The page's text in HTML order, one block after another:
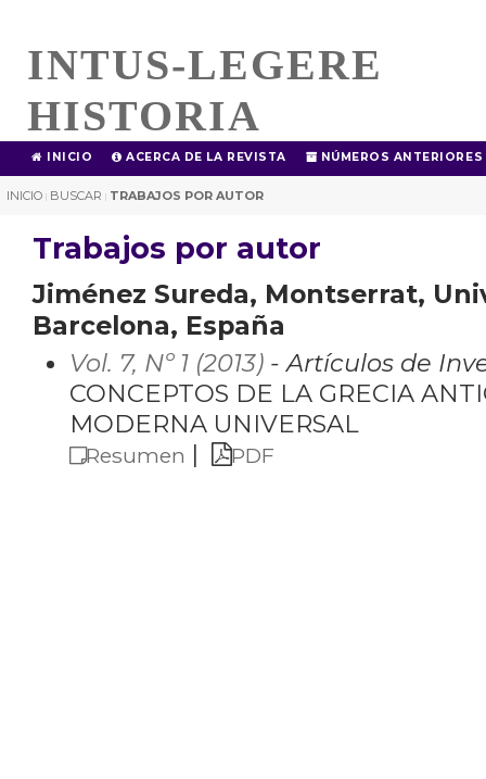
INTUS-LEGERE
HISTORIA
INICIO ACERCA DE LA REVISTA NÚMEROS ANTERIORES
INICIO | BUSCAR | TRABAJOS POR AUTOR
Trabajos por autor
Jiménez Sureda, Montserrat,
Barcelona, España
Vol. 7, Nº 1 (2013)- Artículos de
CONCEPTOS DE LA GRECIA
MODERNA UNIVERSAL
Resumen | PDF